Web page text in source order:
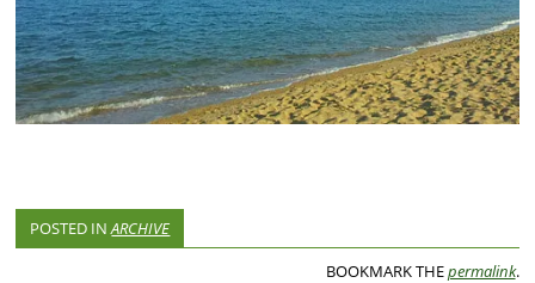
POSTED INARCHIVE
BOOKMARK THEpermalink.